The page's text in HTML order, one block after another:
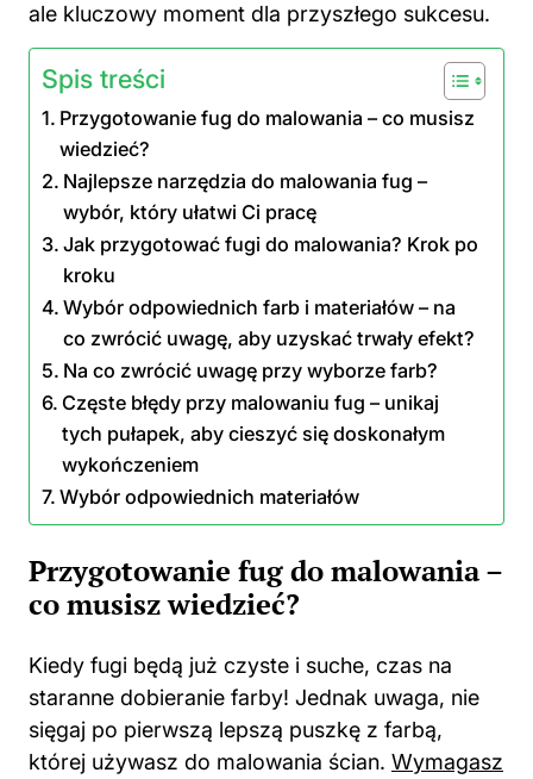
ale kluczowy moment dla przyszłego sukcesu.
Spis treści
Przygotowanie fug do malowania – co musisz
wiedzieć?
Najlepsze narzędzia do malowania fug –
wybór, który ułatwi Ci pracę
Jak przygotować fugi do malowania? Krok po
kroku
Wybór odpowiednich farb i materiałów – na
co zwrócić uwagę, aby uzyskać trwały efekt?
Na co zwrócić uwagę przy wyborze farb?
Częste błędy przy malowaniu fug – unikaj
tych pułapek, aby cieszyć się doskonałym
wykończeniem
Wybór odpowiednich materiałów
Przygotowanie fug do malowania –
co musisz wiedzieć?
Kiedy fugi będą już czyste i suche, czas na
staranne dobieranie farby! Jednak uwaga, nie
sięgaj po pierwszą lepszą puszkę z farbą,
której używasz do malowania ścian. Wymagasz